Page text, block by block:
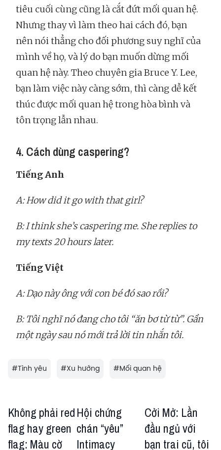
tiêu cuối cùng cũng là cắt đứt mối quan hệ.
Nhưng thay vì làm theo hai cách đó, bạn
nên nói thẳng cho đối phương suy nghĩ của
mình về họ, và lý do bạn muốn dừng mối
quan hệ này. Theo chuyên gia Bruce Y. Lee,
bạn làm việc này càng sớm, thì càng dễ kết
thúc được mối quan hệ trong hòa bình và
tôn trọng lẫn nhau.
4. Cách dùng caspering?
Tiếng Anh
A: How did it go with that girl?
B: I think she’s caspering me. She replies to
my texts 20 hours later.
Tiếng Việt
A: Dạo này ông với con bé đó sao rồi?
B: Tôi nghĩ nó đang cho tôi “ăn bơ từ từ”. Gần
một ngày sau nó mới trả lời tin nhắn tôi.
#Tình yêu #Xu hướng #Mối quan hệ
Không phải red
flag hay green
flag: Màu cờ
Hội chứng
chán “yêu”
Intimacy
Cởi Mở: Lần
đầu ngủ với
bạn trai cũ, tôi